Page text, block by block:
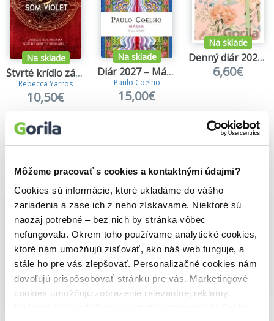
Môžeme pracovať s cookies a kontaktnými údajmi?
Cookies sú informácie, ktoré ukladáme do vášho
zariadenia a zase ich z neho získavame. Niektoré sú
naozaj potrebné – bez nich by stránka vôbec
nefungovala. Okrem toho používame analytické cookies,
ktoré nám umožňujú zisťovať, ako náš web funguje, a
stále ho pre vás zlepšovať. Personalizačné cookies nám
dovoľujú prispôsobovať stránku pre vás. Marketingové
cookies umožňujú zobrazenie relevantnej reklamy.
Na sklade
Štvrté krídlo zápisník: Nie som Zúrivka, som Violet
Rebecca Yarros
10,50€
Na sklade
Diár 2027 – Mágia
Paulo Coelho
15,00€
Na sklade
Denný diár 2027 - Pivonky
6,60€
Vybrané pre teba
Na sklade